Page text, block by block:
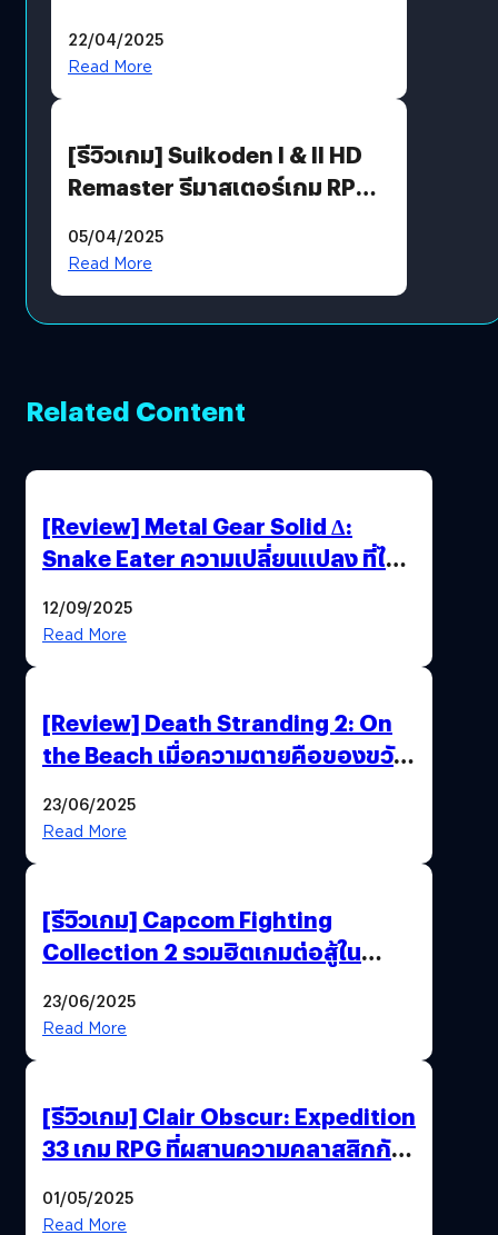
ตัวคุณ
22/04/2025
Read More
[รีวิวเกม] Suikoden I & II HD
Remaster รีมาสเตอร์เกม RPG
05/04/2025
Read More
Related Content
[Review] Metal Gear Solid Δ:
Snake Eater ความเปลี่ยนแปลง ที่ไม่
12/09/2025
Read More
[Review] Death Stranding 2: On
the Beach เมื่อความตายคือของขวัญ
ของมนุษย์
23/06/2025
Read More
[รีวิวเกม] Capcom Fighting
Collection 2 รวมฮิตเกมต่อสู้ใน
23/06/2025
Read More
[รีวิวเกม] Clair Obscur: Expedition
33 เกม RPG ที่ผสานความคลาสสิกกับ
01/05/2025
Read More